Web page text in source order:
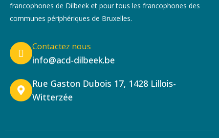
francophones de Dilbeek et pour tous les francophones des
communes périphériques de Bruxelles.
Contactez nous
info@acd-dilbeek.be
Rue Gaston Dubois 17, 1428 Lillois-
Witterzée